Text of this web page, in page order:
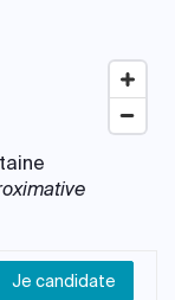
Je candidate